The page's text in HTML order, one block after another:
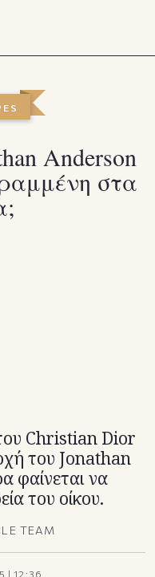
Anderson
στα
Christian Dior
του Jonathan
φαίνεται να
του οίκου.
TEAM
|12:36